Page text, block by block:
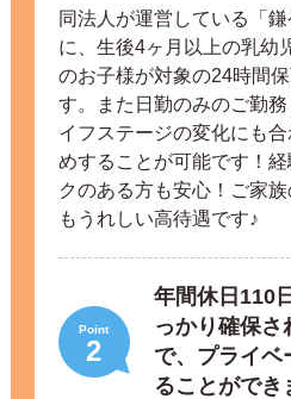
同法人が運営している「
に、生後4ヶ月以上の乳幼
のお子様が対象の24時間
す。また日勤のみのご勤
イフステージの変化にも
めすることが可能です！
クのある方も安心！ご家
もうれしい高待遇です♪
Point
2
年間休日110
っかり確保さ
で、プライベ
ることができ